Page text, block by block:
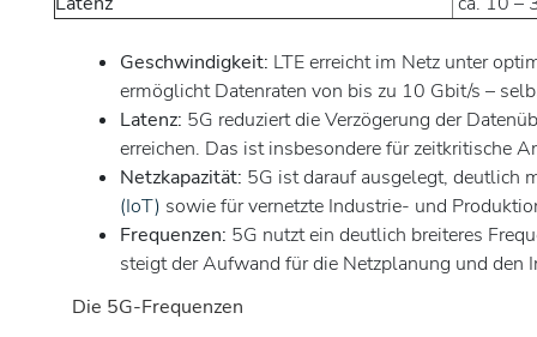
Geschwindigkeit: LTE erreicht im Netz unter
ermöglicht Datenraten von bis zu 10 Gbit/s –
Latenz: 5G reduziert die Verzögerung der
erreichen. Das ist insbesondere für zeitkritische
Netzkapazität: 5G ist darauf ausgelegt, deutlich
(IoT) sowie für vernetzte Industrie- und
Frequenzen: 5G nutzt ein deutlich breiteres
steigt der Aufwand für die Netzplanung und den
Die 5G-Frequenzen